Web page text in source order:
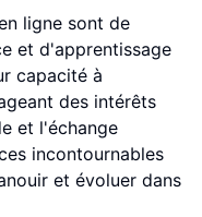
ligne sont de
et d'apprentissage
capacité à
des intérêts
et l'échange
incontournables
et évoluer dans